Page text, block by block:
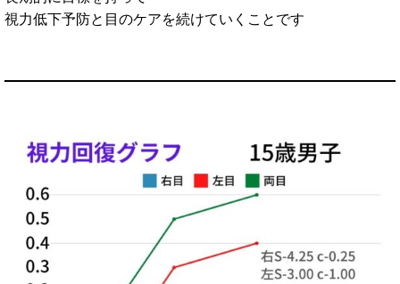
視力低下予防と目のケアを続けていくことです